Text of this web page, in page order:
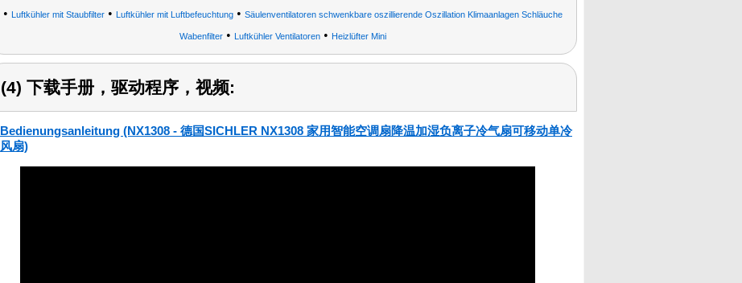
• Luftkühler mit Staubfilter• Luftkühler mit Luftbefeuchtung• Säulenventilatoren schwenkbare oszillierende Oszillation Klimaanlagen Schläuche
Wabenfilter• Luftkühler Ventilatoren• Heizlüfter Mini
(4) 下载手册，驱动程序，视频:
Bedienungsanleitung (NX1308 - 德国SICHLER NX1308 家用智能空调扇降温加湿负离子冷气扇可移动单冷
风扇)